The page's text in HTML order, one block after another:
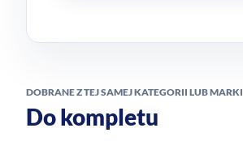
DOBRANE Z TEJ SAMEJ KATEGORII LUB MARKI
Do kompletu